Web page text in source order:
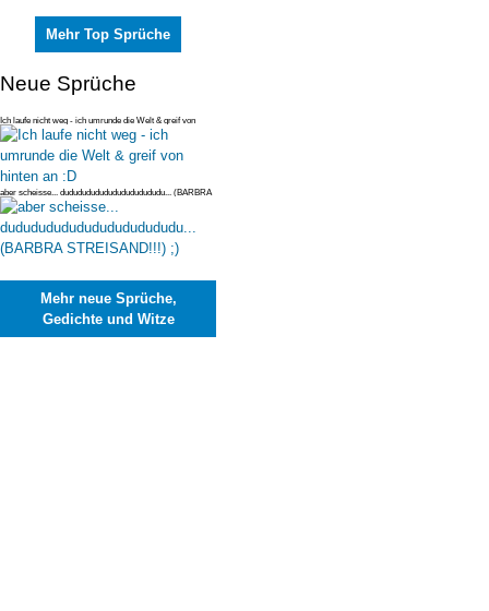
Mehr Top Sprüche
Neue Sprüche
Ich laufe nicht weg - ich umrunde die Welt & greif von
hinten an :D
aber scheisse... dudududududududududududu... (BARBRA
STREISAND!!!) ;)
Mehr neue Sprüche,
Gedichte und Witze